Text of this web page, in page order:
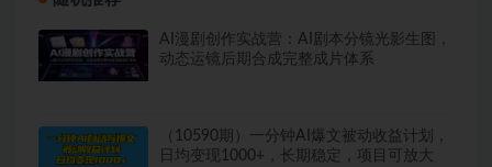
AI漫剧创作实战营：AI剧本分镜光影生图，
动态运镜后期合成完整成片体系
（10590期）一分钟AI爆文被动收益计划，
日均变现1000+，长期稳定，项目可放大